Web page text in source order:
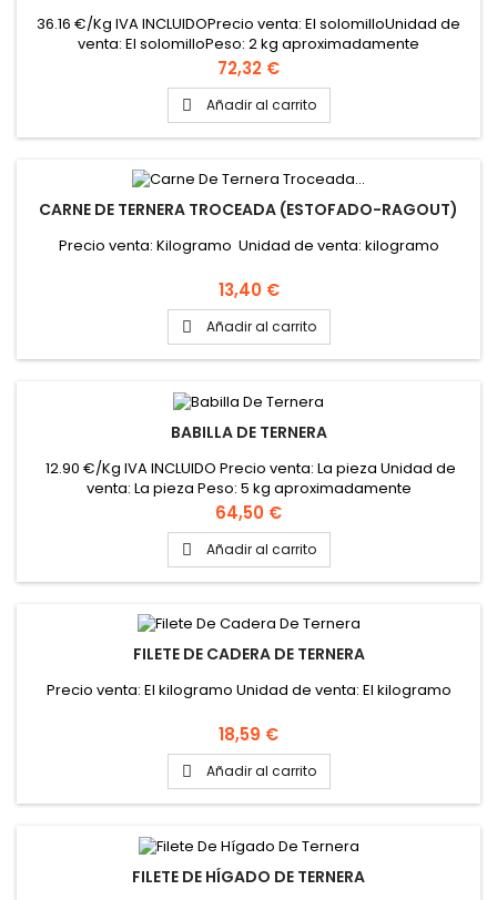
36.16 €/Kg IVA INCLUIDOPrecio venta: El solomilloUnidad de
venta: El solomilloPeso: 2 kg aproximadamente
Precio
72,32 €
 Añadir al carrito
CARNE DE TERNERA TROCEADA (ESTOFADO-RAGOUT)
Precio venta: Kilogramo Unidad de venta: kilogramo
Precio
13,40 €
 Añadir al carrito
BABILLA DE TERNERA
12.90 €/Kg IVA INCLUIDO Precio venta: La pieza Unidad de
venta: La pieza Peso: 5 kg aproximadamente
Precio
64,50 €
 Añadir al carrito
FILETE DE CADERA DE TERNERA
Precio venta: El kilogramo Unidad de venta: El kilogramo
Precio
18,59 €
 Añadir al carrito
FILETE DE HÍGADO DE TERNERA